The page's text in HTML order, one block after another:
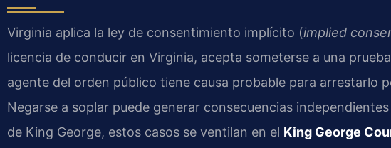
Virginia aplica la ley de consentimiento implícito (implied
licencia de conducir en Virginia, acepta someterse a una
agente del orden público tiene causa probable para arrestarlo
Negarse a soplar puede generar consecuencias
de King George, estos casos se ventilan en el King George